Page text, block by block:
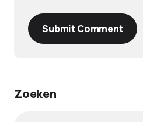
Submit Comment
Zoeken